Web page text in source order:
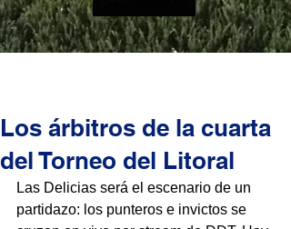
Los árbitros de la cuarta
del Torneo del Litoral
Las Delicias será el escenario de un
partidazo: los punteros e invictos se